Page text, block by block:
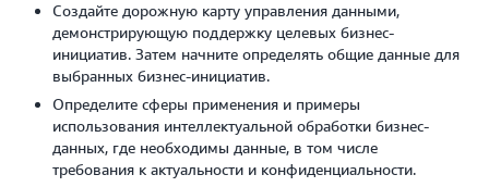
Создайте дорожную карту управления данными,
демонстрирующую поддержку целевых бизнес-
инициатив. Затем начните определять общие данные для
выбранных бизнес-инициатив.
Определите сферы применения и примеры
использования интеллектуальной обработки бизнес-
данных, где необходимы данные, в том числе
требования к актуальности и конфиденциальности.